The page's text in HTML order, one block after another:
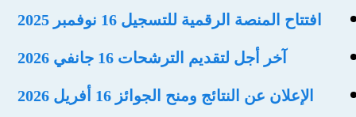
افتتاح المنصة الرقمية للتسجيل 16 نوفمبر 2025
آخر أجل لتقديم الترشحات 16 جانفي 2026
الإعلان عن النتائج ومنح الجوائز 16 أفريل 2026